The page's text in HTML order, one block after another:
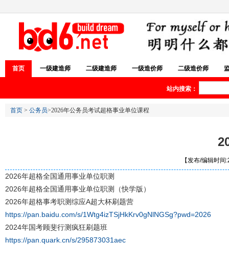
首页 一级建造师 二级建造师 一级造价师 二级造价师
站内搜索：
首页 > 公务员>2026年公务员考试超格事业单位课程
【发布/编辑时
2026年超格全国通用事业单位职测
2026年超格全国通用事业单位职测（快学版）
2026年超格事考职测综应A超大杯刷题营
https://pan.baidu.com/s/1Wtg4izTSjHkKrv0gNlNGSg?pwd=2026
2024年国考顾斐行测疯狂刷题班
https://pan.quark.cn/s/295873031aec